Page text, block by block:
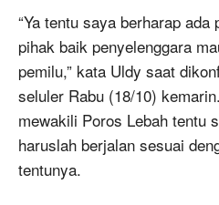
“Ya tentu saya berharap
pihak baik penyelenggara
pemilu,” kata Uldy saat
seluler Rabu (18/10)
mewakili Poros Lebah tentu
haruslah berjalan sesuai
tentunya.